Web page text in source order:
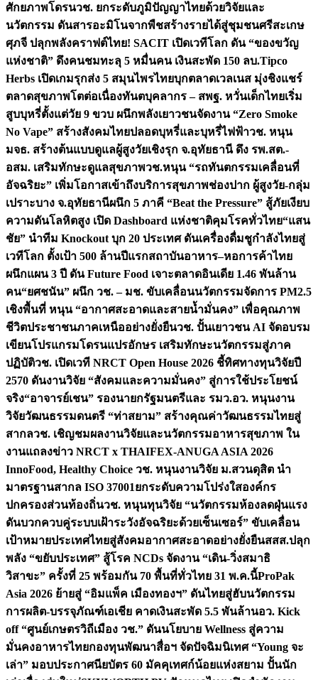
ศักยภาพโดรนวช. ยกระดับภูมิปัญญาไทยด้วยวิจัยและ
นวัตกรรม ดันสารอะมิโนจากพืชสร้างรายได้สู่ชุมชนศรีสะเกษ
ศุภจี ปลุกพลังคราฟต์ไทย! SACIT เปิดเวทีโลก ดัน “ของขวัญ
แห่งชาติ” ดึงคนชมทะลุ 5 หมื่นคน เงินสะพัด 150 ลบ.Tipco
Herbs เปิดเกมรุกส่ง 5 สมุนไพรไทยบุกตลาดเวลเนส มุ่งชิงแชร์
ตลาดสุขภาพโตต่อเนื่องทันตบุคลากร – สพฐ. หวั่นเด็กไทยเริ่ม
สูบบุหรี่ตั้งแต่วัย 9 ขวบ ผนึกพลังเยาวชนจัดงาน “Zero Smoke
No Vape” สร้างสังคมไทยปลอดบุหรี่และบุหรี่ไฟฟ้าวช. หนุน
มจธ. สร้างต้นแบบดูแลผู้สูงวัยเชิงรุก จ.อุทัยธานี ดึง รพ.สต.-
อสม. เสริมทักษะดูแลสุขภาพวช.หนุน “รถทันตกรรมเคลื่อนที่
อัจฉริยะ” เพิ่มโอกาสเข้าถึงบริการสุขภาพช่องปาก ผู้สูงวัย-กลุ่ม
เปราะบาง จ.อุทัยธานีผนึก 5 ภาคี “Beat the Pressure” สู้ภัยเงียบ
ความดันโลหิตสูง เปิด Dashboard แห่งชาติคุมโรคทั่วไทย“แสน
ชัย” นำทีม Knockout บุก 20 ประเทศ ดันเครื่องดื่มชูกำลังไทยสู่
เวทีโลก ตั้งเป้า 500 ล้านปีแรกสถาบันอาหาร–หอการค้าไทย
ผนึกแผน 3 ปี ดัน Future Food เจาะตลาดอินเดีย 1.46 พันล้าน
คน“ยศชนัน” ผนึก วช. – มช. ขับเคลื่อนนวัตกรรมจัดการ PM2.5
เชิงพื้นที่ หนุน “อากาศสะอาดและสายน้ำมั่นคง” เพื่อคุณภาพ
ชีวิตประชาชนภาคเหนืออย่างยั่งยืนวช. ปั้นเยาวชน AI จัดอบรม
เขียนโปรแกรมโดรนแปรอักษร เสริมทักษะนวัตกรรมสู่ภาค
ปฏิบัติวช. เปิดเวที NRCT Open House 2026 ชี้ทิศทางทุนวิจัยปี
2570 ดันงานวิจัย “สังคมและความมั่นคง” สู่การใช้ประโยชน์
จริง“อาจารย์เชน” รองนายกรัฐมนตรีและ รมว.อว. หนุนงาน
วิจัยวัฒนธรรมดนตรี “ท่าสยาม” สร้างคุณค่าวัฒนธรรมไทยสู่
สากลวช. เชิญชมผลงานวิจัยและนวัตกรรมอาหารสุขภาพ ใน
งานแถลงข่าว NRCT x THAIFEX-ANUGA ASIA 2026
InnoFood, Healthy Choice วช. หนุนงานวิจัย ม.สวนดุสิต นำ
มาตรฐานสากล ISO 37001ยกระดับความโปร่งใสองค์กร
ปกครองส่วนท้องถิ่นวช. หนุนทุนวิจัย “นวัตกรรมห้องลดฝุ่นแรง
ดันบวกควบคู่ระบบเฝ้าระวังอัจฉริยะด้วยเซ็นเซอร์” ขับเคลื่อน
เป้าหมายประเทศไทยสู่สังคมอากาศสะอาดอย่างยั่งยืนสสส.ปลุก
พลัง “ขยับประเทศ” สู้โรค NCDs จัดงาน “เดิน-วิ่งสมาธิ
วิสาขะ” ครั้งที่ 25 พร้อมกัน 70 พื้นที่ทั่วไทย 31 พ.ค.นี้ProPak
Asia 2026 ย้ายสู่ “อิมแพ็ค เมืองทองฯ” ดันไทยสู่ฮับนวัตกรรม
การผลิต-บรรจุภัณฑ์เอเชีย คาดเงินสะพัด 5.5 พันล้านอว. Kick
off “ศูนย์เกษตรวิถีเมือง วช.” ดันนโยบาย Wellness สู่ความ
มั่นคงอาหารไทยกองทุนพัฒนาสื่อฯ จัดปัจฉิมนิเทศ “Young จะ
เล่า” มอบประกาศนียบัตร 60 มัคคุเทศก์น้อยแห่งสยาม ปั้นนัก